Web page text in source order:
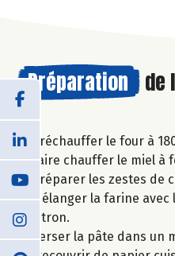
Préparation de
Préchauffer le four à
Faire chauffer le miel à
Préparer les zestes de
Mélanger la farine avec
citron.
Verser la pâte dans un